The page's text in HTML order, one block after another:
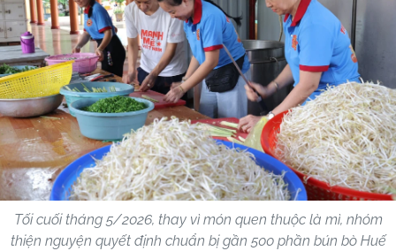
Tối cuối tháng 5/2026, thay vì món quen thuộc là mì, nhóm
thiện nguyện quyết định chuẩn bị gần 500 phần bún bò Huế